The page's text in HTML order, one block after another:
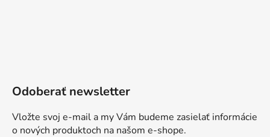
Odoberať newsletter
Vložte svoj e-mail a my Vám budeme zasielať informácie
o nových produktoch na našom e-shope.